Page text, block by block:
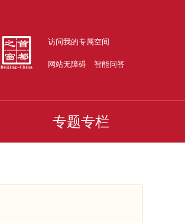
访问我的专属空间
网站无障碍 智能问答
专题专栏